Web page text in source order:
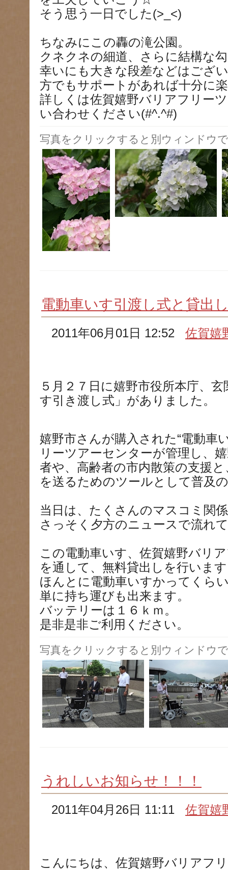
そう思う一日でした(>_<)
ちなみにこの轟の滝公園。
クネクネの細道、さらに結構な
幸いにも大きな段差などはござ
方でもサポートがあれば十分に
詳しくは佐賀嬉野バリアフリー
い合わせください(#^.^#)
写真をクリックすると別ウィンドウ
電動車いす引渡し式と貸出
2011年06月01日 12:52佐賀嬉
５月２７日に嬉野市役所本庁、
す引き渡し式」がありました。
嬉野市さんが購入された“電動車
リーツアーセンターが管理し、
者や、高齢者の市内散策の支援
を送るためのツールとして普及
当日は、たくさんのマスコミ関
さっそく夕方のニュースで流れ
この電動車いす、佐賀嬉野バリ
を通して、無料貸出しを行いま
ほんとに電動車いすかってくら
単に持ち運びも出来ます。
バッテリーは１６ｋｍ。
是非是非ご利用ください。
写真をクリックすると別ウィンドウ
うれしいお知らせ！！！
2011年04月26日 11:11佐賀嬉
こんにちは、佐賀嬉野バリアフ